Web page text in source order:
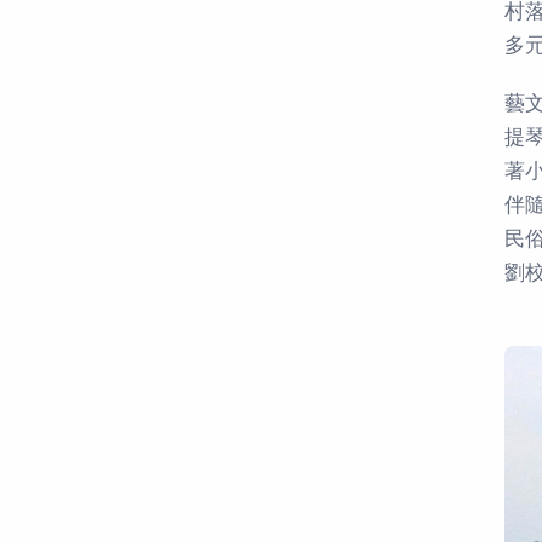
村
多
藝
提
著
伴
民
劉